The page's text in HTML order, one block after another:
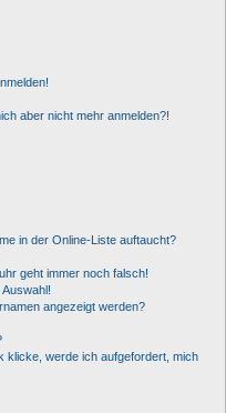
aber nicht mehr anmelden?!
in der Online-Liste auftaucht?
geht immer noch falsch!
angezeigt werden?
klicke, werde ich aufgefordert, mich